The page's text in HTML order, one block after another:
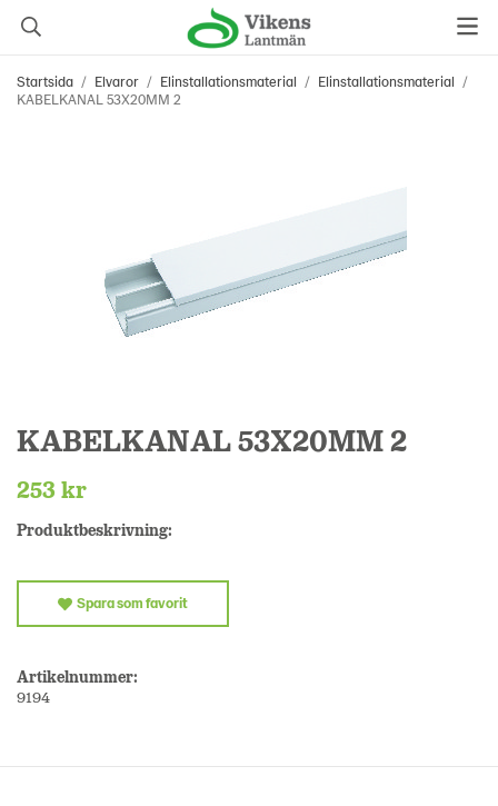
Startsida / Elvaror / Elinstallationsmaterial / Elinstallationsmaterial /
KABELKANAL 53X20MM 2
KABELKANAL 53X20MM 2
253 kr
Produktbeskrivning:
Spara som favorit
Artikelnummer:
9194